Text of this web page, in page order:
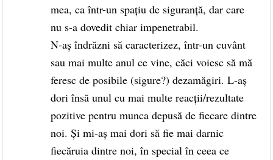
mea, ca într-un spațiu de siguranță, dar care
nu s-a dovedit chiar impenetrabil.
N-aș îndrăzni să caracterizez, într-un cuvânt
sau mai multe anul ce vine, căci voiesc să mă
feresc de posibile (sigure?) dezamăgiri. L-aș
dori însă unul cu mai multe reacții/rezultate
pozitive pentru munca depusă de fiecare dintre
noi. Și mi-aș mai dori să fie mai darnic
fiecăruia dintre noi, în special în ceea ce